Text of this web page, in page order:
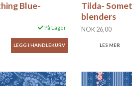
Blue-
På Lager
Tilda-
blenders
NOK 26,00
LES MER